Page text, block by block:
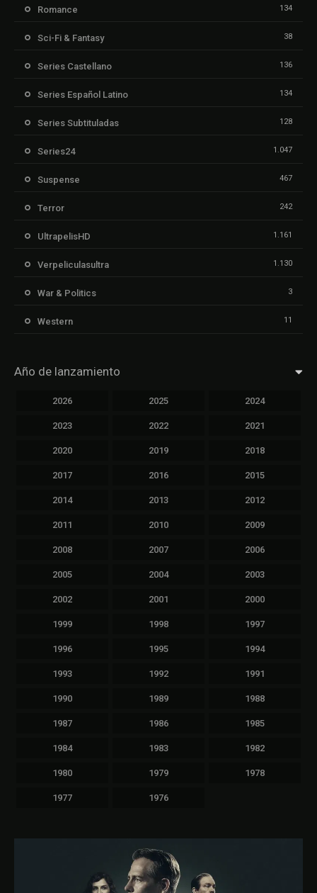
Romance 134
Sci-Fi & Fantasy 38
Series Castellano 136
Series Español Latino 134
Series Subtituladas 128
Series24 1.047
Suspense 467
Terror 242
UltrapelisHD 1.161
Verpeliculasultra 1.130
War & Politics 3
Western 11
Año de lanzamiento
2026 2025 2024
2023 2022 2021
2020 2019 2018
2017 2016 2015
2014 2013 2012
2011 2010 2009
2008 2007 2006
2005 2004 2003
2002 2001 2000
1999 1998 1997
1996 1995 1994
1993 1992 1991
1990 1989 1988
1987 1986 1985
1984 1983 1982
1980 1979 1978
1977 1976